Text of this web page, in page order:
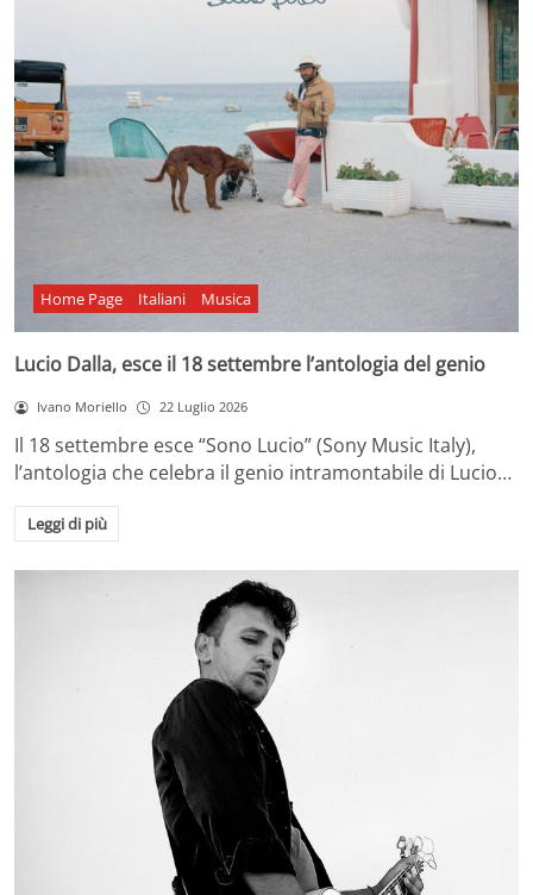
Home Page Italiani Musica
Lucio Dalla, esce il 18 settembre l’antologia del genio
Ivano Moriello 22 Luglio 2026
Il 18 settembre esce “Sono Lucio” (Sony Music Italy),
l’antologia che celebra il genio intramontabile di Lucio…
Leggi di più